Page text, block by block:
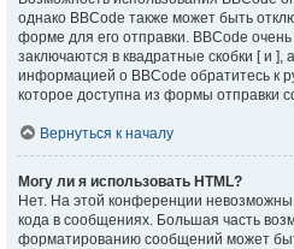
однако BBCode также может быть
форме для его отправки. BBCode
заключаются в квадратные скобки [ и ],
информацией о BBCode обратитесь к
которое доступна из формы отправки
Вернуться к началу
Могу ли я использовать HTML?
Нет. На этой конференции невозможны
кода в сообщениях. Большая часть
форматированию сообщений может